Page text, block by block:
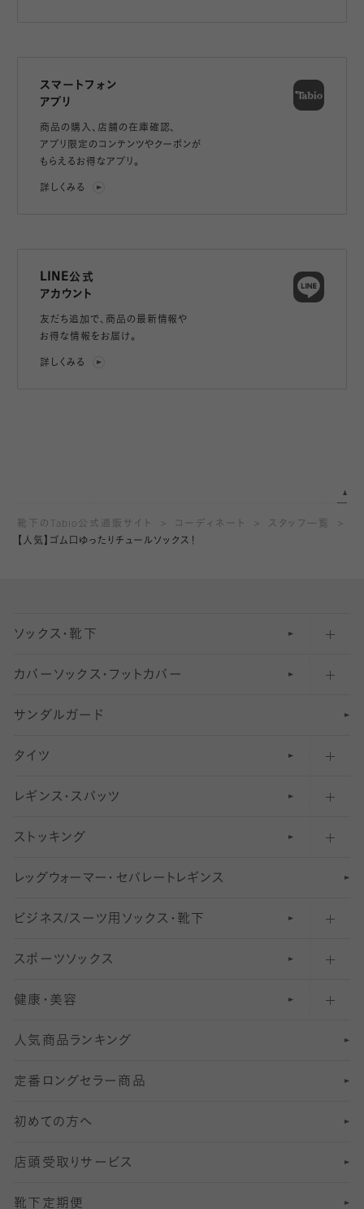
スマートフォン
アプリ
商品の購入、店舗の在庫確認、
アプリ限定のコンテンツやクーポンが
もらえるお得なアプリ。
詳しくみる
LINE公式
アカウント
友だち追加で、 商品の最新情報や
お得な情報をお届け。
詳しくみる
靴下のTabio公式通販サイト コーディネート
スタッフ一覧
【人気】ゴム口ゆったりチュールソックス！
ソックス・靴下
五本指ソックス・靴下
足袋ソックス・靴下
無地・プレーンソックス・靴下
柄ソックス・靴下
スニーカー（くるぶし）用ソックス
アンクル・ショートソックス（くるぶし上）
クルーソックス（ふくらはぎ下）
ハイソックス
オーバーニー・ニーハイソックス
カバーソックス・フットカバー
フットカバー・カバーソックス（深め）
フットカバー・カバーソックス（ふつう）
フットカバー・カバーソックス（浅め）
サンダルガード
タイツ
30デニール以下のタイツ（薄手タイツ）
31〜40デニールタイツ
41〜60デニールタイツ
61〜80デニールタイツ
81 〜110デニールタイツ
111〜210デニールタイツ
211デニールタイツ以上（防寒・厚手タイツ）
レギンス・スパッツ
柄レギンス
無地レギンス
レギンスパンツ（レギパン）
マタニティレギンス
5 分丈
6 分丈レギンス
7 分丈 レギンス
8分丈 レギンス
10分丈 レギンス
12分丈レギンス
ストッキング
伝線しにくいストッキング
ショートストッキング
結婚式用ストッキング
美脚ストッキング
オールスルーストッキング
レッ グ ウォー マー ・ セパレー ト レ ギンス
ビジネス/スーツ用 ソックス・靴下
匠シリーズ
フレッシャーズ向けソックス・靴下
冠婚葬祭向けソックス・靴下
スーツカジュアルソックス・靴下
ロングホーズ
スポーツソックス
ランニングソックス・靴下
ゴルフソックス・靴下
サッカー・フットサル用ソックス
ヨガソックス・靴下
スポーツ用レッグウォーマー
SS サイズ（21～23cm）
健康・美容
インナーソックス
加圧・着圧ソックス
冷えとり靴下
着圧・加圧タイツ
むくみ対策
人気商品ランキング
定番ロングセラー商品
初めての方へ
店頭受取りサービス
靴下定期便